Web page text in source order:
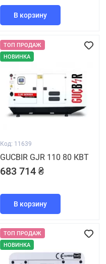
В корзину
ТОП ПРОДАЖ
НОВИНКА
Код: 11639
GUCBIR GJR 110 80 КВТ
683 714 ₴
В корзину
ТОП ПРОДАЖ
НОВИНКА